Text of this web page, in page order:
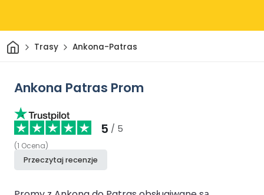
DomTrasy Ankona-Patras
Ankona Patras Prom
5 / 5
(1 Ocena)
Przeczytaj recenzje